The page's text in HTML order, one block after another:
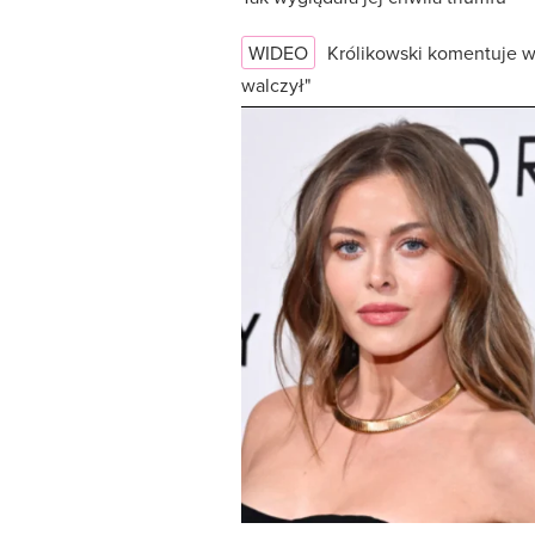
WIDEO
Królikowski komentuje
walczył"